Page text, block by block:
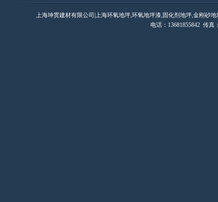
上海坤贯建材有限公司|上海环氧地坪,环氧地坪漆,固化剂地坪,金刚砂
电话：13681855842 传真